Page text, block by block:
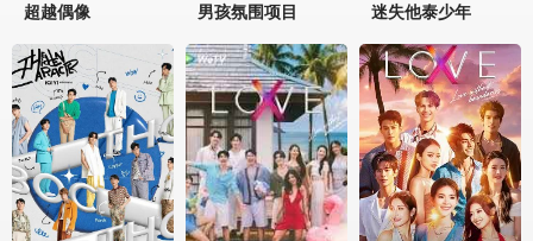
超越偶像 男孩氛围项目 迷失他泰少年